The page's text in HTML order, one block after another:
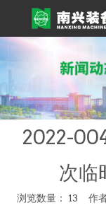
2022-
次临
浏览数量： 13 作